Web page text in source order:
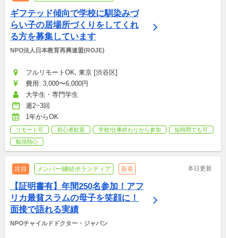
ギフテッド傾向で学校に馴染みづ
らい子の居場所づくりをしてくれ
る方を募集しています
NPO法人日本教育再興連盟(ROJE)
フルリモートOK, 東京 [渋谷区]
費用: 3,000〜6,000円
大学生・専門学生
週2~3回
1年からOK
リモート可 初心者歓迎 学校/仕事終わりから参加
短時間でも可
勉強熱心
注目 メンバー/継続ボランティア 新着 本日更新
【証明書有】年間250名参加！アフ
リカ最貧スラムの母子を笑顔に！
面接で語れる実績
NPOチャイルドドクター・ジャパン